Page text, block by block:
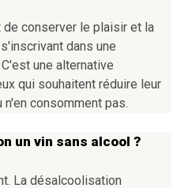
conserver le plaisir et la
dans une
une alternative
qui souhaitent réduire leur
consomment pas.
un vin sans alcool ?
La désalcoolisation